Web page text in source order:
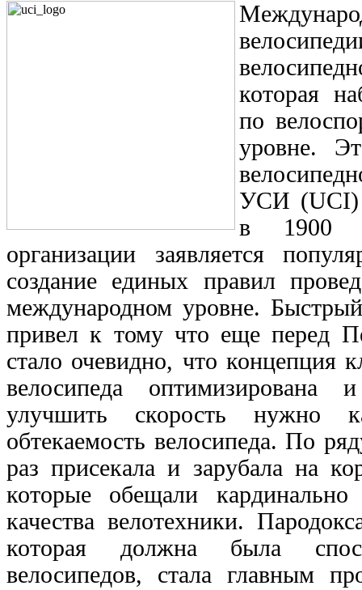
которая
по
уровне.
УСИ (UCI)
в 1900
организации заявляется
создание единых правил
международном уровне.
привел к тому что еще перед
стало очевидно, что концепция
велосипеда оптимизирована
улучшить скорость нужно
обтекаемость велосипеда. По
раз присекала и зарубала на
которые обещали
качества велотехники.
которая должна была
велосипедов, стала главным